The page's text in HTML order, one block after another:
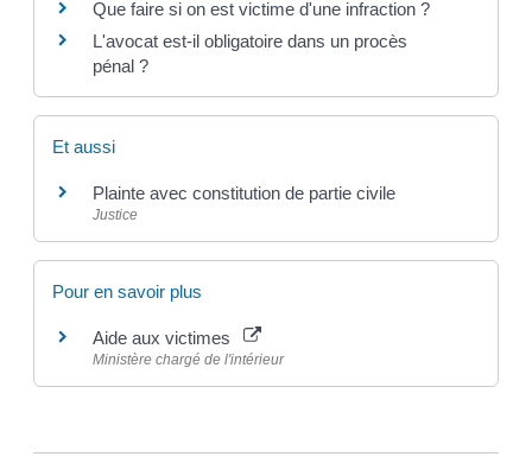
Que faire si on est victime d'une infraction ?
L'avocat est-il obligatoire dans un procès
pénal ?
Et aussi
Plainte avec constitution de partie civile
Justice
Pour en savoir plus
Aide aux victimes
Ministère chargé de l'intérieur